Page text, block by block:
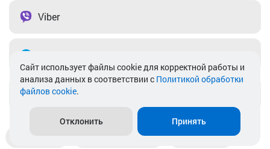
Viber
info@akkamulik.by
Пункты выдачи Магазины
Cайт использует файлы cookie для корректной работы и
анализа данных в соответствии с Политикой обработки
файлов cookie.
Отклонить Принять